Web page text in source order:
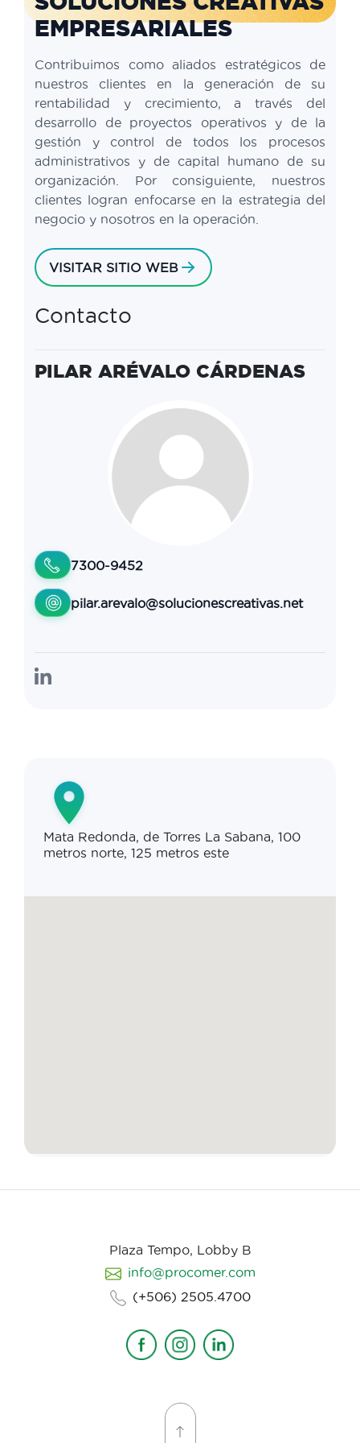
EMPRESARIALES
Contribuimos como aliados estratégicos de
nuestros clientes en la generación de su
rentabilidad y crecimiento, a través del
desarrollo de proyectos operativos y de la
gestión y control de todos los procesos
administrativos y de capital humano de su
organización. Por consiguiente, nuestros
clientes logran enfocarse en la estrategia del
negocio y nosotros en la operación.
VISITAR SITIO WEB
Contacto
PILAR ARÉVALO CÁRDENAS
7300-9452
pilar.arevalo@solucionescreativas.net
Mata Redonda, de Torres La Sabana, 100
metros norte, 125 metros este
Plaza Tempo, Lobby B
info@procomer.com
(+506) 2505.4700